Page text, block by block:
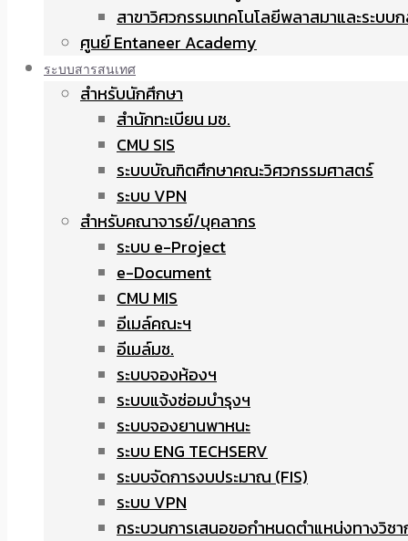
สาขาวิศวกรรมเทคโนโลยีพลาสมาและระบบ
ศูนย์ Entaneer Academy
ระบบสารสนเทศ
สำหรับนักศึกษา
สำนักทะเบียน มช.
CMU SIS
ระบบบัณฑิตศึกษาคณะวิศวกรรมศาสตร์
ระบบ VPN
สำหรับคณาจารย์/บุคลากร
ระบบ e-Project
e-Document
CMU MIS
อีเมล์คณะฯ
อีเมล์มช.
ระบบจองห้องฯ
ระบบแจ้งซ่อมบำรุงฯ
ระบบจองยานพาหนะ
ระบบ ENG TECHSERV
ระบบจัดการงบประมาณ (FIS)
ระบบ VPN
กระบวนการเสนอขอกำหนดตำแหน่งทางวิช